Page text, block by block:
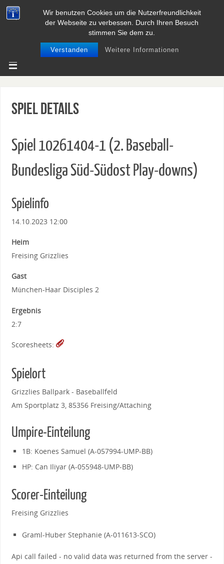
Wir benutzen Cookies um die Nutzerfreundlichkeit
der Webseite zu verbessen. Durch Ihren Besuch
stimmen Sie dem zu.
Verstanden Weitere Informationen
BASEBALL UND SOFTBALL IN
NIEDERSACHSEN
Spiel Details
Spiel 10261404-1 (2. Baseball-
Bundesliga Süd-Südost Play-downs)
Spielinfo
14.10.2023 12:00
Heim
Freising Grizzlies
Gast
München-Haar Disciples 2
Ergebnis
2:7
Scoresheets:
Spielort
Grizzlies Ballpark - Baseballfeld
Am Sportplatz 3, 85356 Freising/Attaching
Umpire-Einteilung
1B: Koenes Samuel (A-057994-UMP-BB)
HP: Can Iliyar (A-055948-UMP-BB)
Scorer-Einteilung
Freising Grizzlies
Graml-Huber Stephanie (A-011613-SCO)
Api call failed - no valid data was returned from the server -